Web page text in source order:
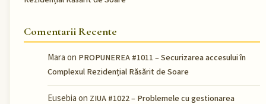
Comentarii Recente
Maraon PROPUNEREA #1011 – Securizarea accesului în
Complexul Rezidențial Răsărit de Soare
Eusebiaon ZIUA #1022 – Problemele cu gestionarea